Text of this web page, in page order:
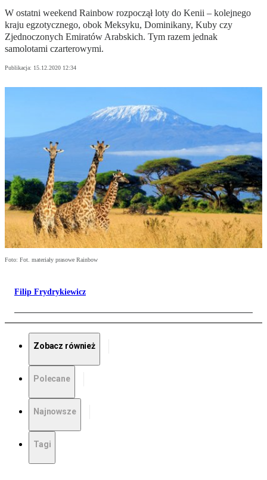
W ostatni weekend Rainbow rozpoczął loty do Kenii – kolejnego
kraju egzotycznego, obok Meksyku, Dominikany, Kuby czy
Zjednoczonych Emiratów Arabskich. Tym razem jednak
samolotami czarterowymi.
Publikacja: 15.12.2020 12:34
Foto: Fot. materiały prasowe Rainbow
Filip Frydrykiewicz
Zobacz również
Polecane
Najnowsze
Tagi